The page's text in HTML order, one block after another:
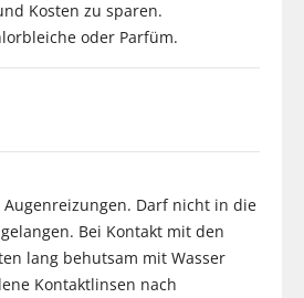
Kosten zu sparen.
oder Parfüm.
Darf nicht in die
Bei Kontakt mit den
lang behutsam mit Wasser
Kontaktlinsen nach